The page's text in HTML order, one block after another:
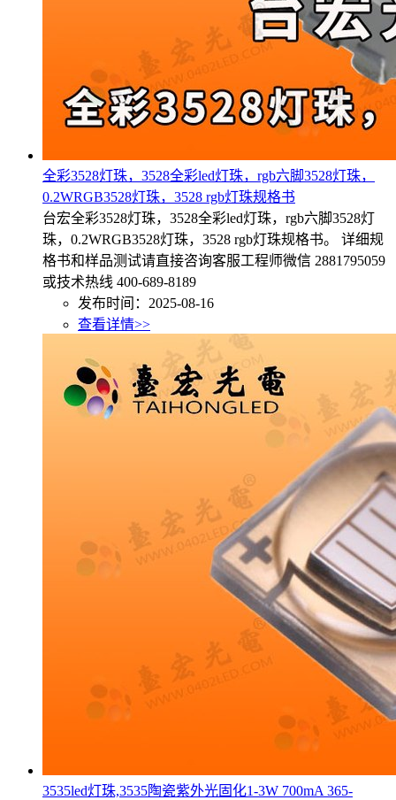
全彩3528灯珠，3528全彩led灯珠，rgb六脚3528灯珠，
0.2WRGB3528灯珠，3528 rgb灯珠规格书
台宏全彩3528灯珠，3528全彩led灯珠，rgb六脚3528灯
珠，0.2WRGB3528灯珠，3528 rgb灯珠规格书。 详细规
格书和样品测试请直接咨询客服工程师微信 2881795059
或技术热线 400-689-8189
发布时间：2025-08-16
查看详情>>
3535led灯珠,3535陶瓷紫外光固化1-3W 700mA 365-